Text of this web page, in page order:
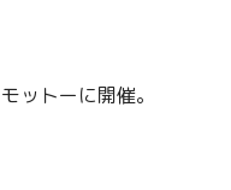
ットーに開催。